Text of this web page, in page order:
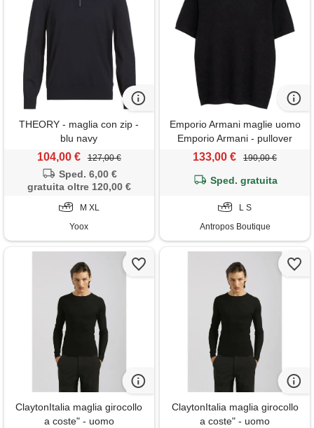
THEORY - maglia con zip -
blu navy
104,00 € 127,00 €
Sped. 6,00 €
gratuita oltre 120,00 €
M XL
Yoox
Emporio Armani maglie uomo
Emporio Armani - pullover
dark navy - blu
133,00 € 190,00 €
Sped. gratuita
L S
Antropos Boutique
ClaytonItalia maglia girocollo
a coste" - uomo
ClaytonItalia maglia girocollo
a coste" - uomo